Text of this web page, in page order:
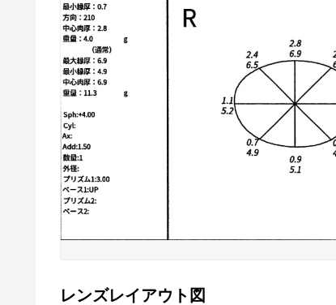
レンズレイアウト図